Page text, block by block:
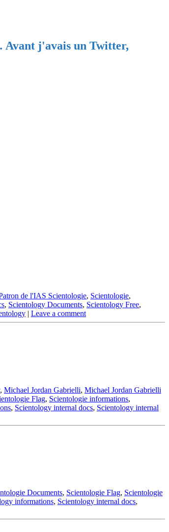
Avant j'avais un Twitter,
de l'IAS Scientologie, Scientologie,
, Scientology Documents, Scientology Free,
| Leave a comment
, Michael Jordan Gabrielli, Michael Jordan Gabrielli
Flag, Scientologie informations,
, Scientology internal docs, Scientology internal
Documents, Scientologie Flag, Scientologie
informations, Scientology internal docs,